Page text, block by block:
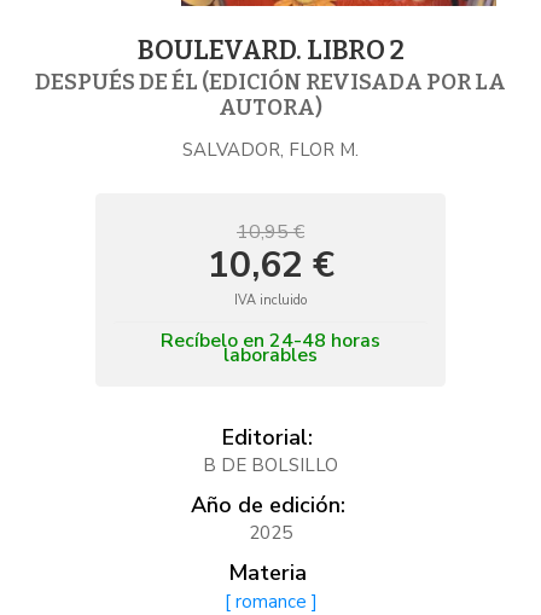
BOULEVARD. LIBRO 2
DESPUÉS DE ÉL (EDICIÓN REVISADA POR LA
AUTORA)
SALVADOR, FLOR M.
10,95 €
10,62 €
IVA incluido
Recíbelo en 24-48 horas
laborables
Editorial:
B DE BOLSILLO
Año de edición:
2025
Materia
[ romance ]